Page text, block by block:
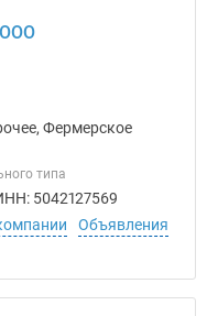
ООО
Фермерское
типа
5042127569
Объявления